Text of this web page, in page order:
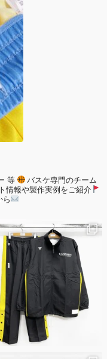
等
バスケ専門のチーム
情報や製作実例をご紹介
ら